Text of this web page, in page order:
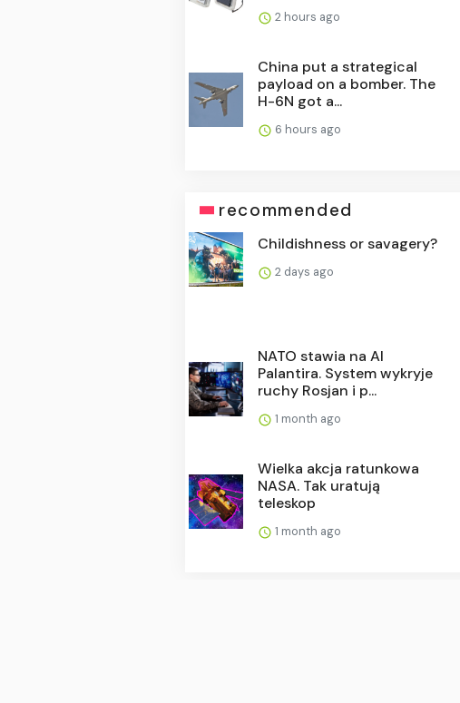
2 hours ago
China put a strategical
payload on a bomber. The
H-6N got a...
6 hours ago
recommended
Childishness or savagery?
2 days ago
NATO stawia na AI
Palantira. System wykryje
ruchy Rosjan i p...
1 month ago
Wielka akcja ratunkowa
NASA. Tak uratują
teleskop
1 month ago